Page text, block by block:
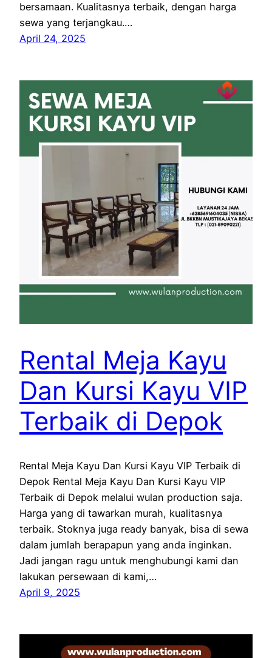
bersamaan. Kualitasnya terbaik, dengan harga
sewa yang terjangkau.…
April 24, 2025
Rental Meja Kayu
Dan Kursi Kayu VIP
Terbaik di Depok
Rental Meja Kayu Dan Kursi Kayu VIP Terbaik di
Depok Rental Meja Kayu Dan Kursi Kayu VIP
Terbaik di Depok melalui wulan production saja.
Harga yang di tawarkan murah, kualitasnya
terbaik. Stoknya juga ready banyak, bisa di sewa
dalam jumlah berapapun yang anda inginkan.
Jadi jangan ragu untuk menghubungi kami dan
lakukan persewaan di kami,…
April 9, 2025